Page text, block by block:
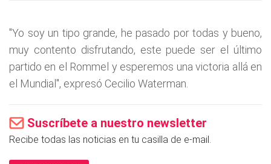
"Yo soy un tipo grande, he pasado por todas y bueno,
muy contento disfrutando, este puede ser el último
partido en el Rommel y esperemos una victoria allá en
el Mundial", expresó Cecilio Waterman.
Suscríbete a nuestro newsletter
Recibe todas las noticias en tu casilla de e-mail.